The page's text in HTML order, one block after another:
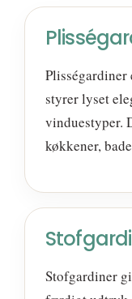
styrer lyset
vinduestyper.
køkkener,
Stofgardiner